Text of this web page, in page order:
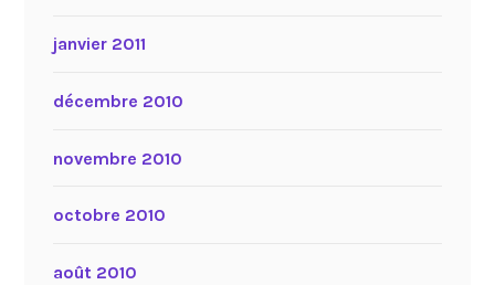
janvier 2011
décembre 2010
novembre 2010
octobre 2010
août 2010